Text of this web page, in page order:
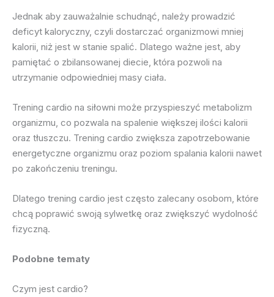
Jednak aby zauważalnie schudnąć, należy prowadzić
deficyt kaloryczny, czyli dostarczać organizmowi mniej
kalorii, niż jest w stanie spalić. Dlatego ważne jest, aby
pamiętać o zbilansowanej diecie, która pozwoli na
utrzymanie odpowiedniej masy ciała.
Trening cardio na siłowni może przyspieszyć metabolizm
organizmu, co pozwala na spalenie większej ilości kalorii
oraz tłuszczu. Trening cardio zwiększa zapotrzebowanie
energetyczne organizmu oraz poziom spalania kalorii nawet
po zakończeniu treningu.
Dlatego trening cardio jest często zalecany osobom, które
chcą poprawić swoją sylwetkę oraz zwiększyć wydolność
fizyczną.
Podobne tematy
Czym jest cardio?